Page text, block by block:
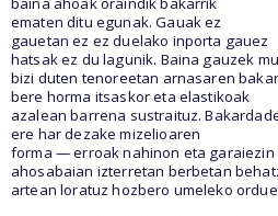
ematen ditu egunak. Gauak ez
gauetan ez ez duelako inporta gauez
hatsak ez du lagunik. Baina gauzek
bizi duten tenoreetan arnasaren
bere horma itsaskor eta elastikoak
azalean barrena sustraituz.
ere har dezake mizelioaren
forma — erroak nahinon eta
ahosabaian izterretan berbetan
artean loratuz hozbero umeleko